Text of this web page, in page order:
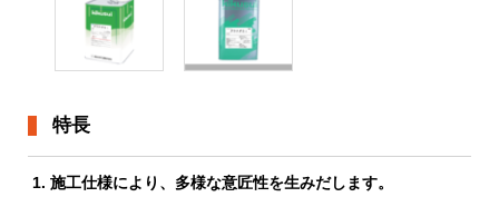
特長
施工仕様により、多様な意匠性を生みだします。